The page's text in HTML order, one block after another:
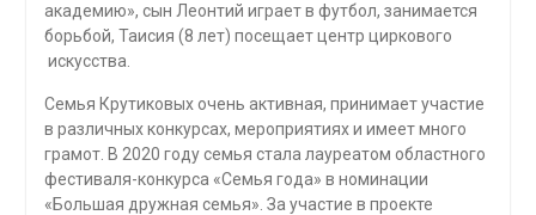
академию», сын Леонтий играет в футбол, занимается
борьбой, Таисия (8 лет) посещает центр циркового
искусства.
Семья Крутиковых очень активная, принимает участие
в различных конкурсах, мероприятиях и имеет много
грамот. В 2020 году семья стала лауреатом областного
фестиваля-конкурса «Семья года» в номинации
«Большая дружная семья». За участие в проекте